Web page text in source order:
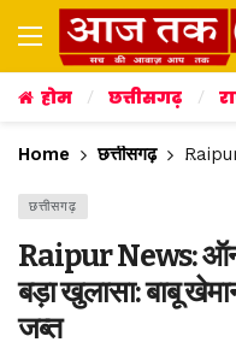
होम छत्तीसगढ़
Home छत्तीसगढ़
छत्तीसगढ़
Raipur News:
बड़ा खुलासा: बाबू
जब्त